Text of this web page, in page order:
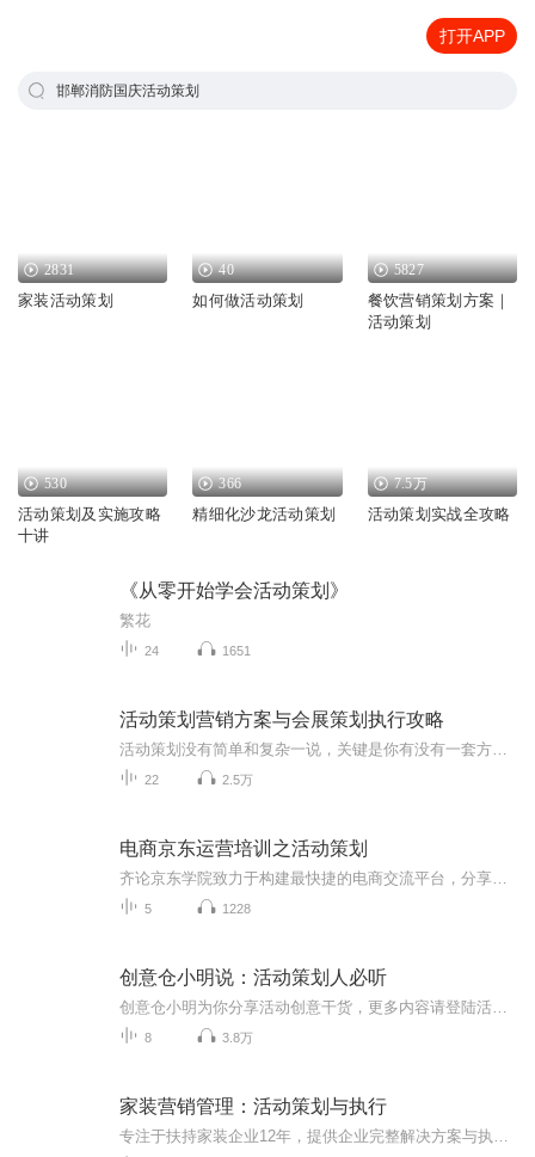
打开APP
邯郸消防国庆活动策划
2831
家装活动策划
40
如何做活动策划
5827
餐饮营销策划方案｜
活动策划
530
活动策划及实施攻略
十讲
366
精细化沙龙活动策划
7.5万
活动策划实战全攻略
《从零开始学会活动策划》
繁花
24 1651
活动策划营销方案与会展策划执行攻略
22 2.5万
电商京东运营培训之活动策划
5 1228
创意仓小明说：活动策划人必听
8 3.8万
家装营销管理：活动策划与执行